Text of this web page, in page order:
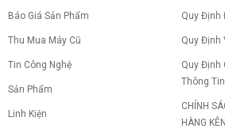
Báo Giá Sản Phẩm
Thu Mua Máy Cũ
Tin Công Nghệ
Sản Phẩm
Linh Kiện
Quy Định
Quy Định
Quy Định
Thông Tin
CHÍNH
HÀNG